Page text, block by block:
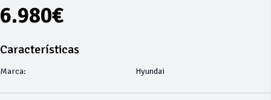
6.980€
Características
Marca: Hyundai